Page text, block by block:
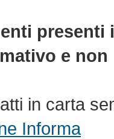
presenti
e
in carta
Informa